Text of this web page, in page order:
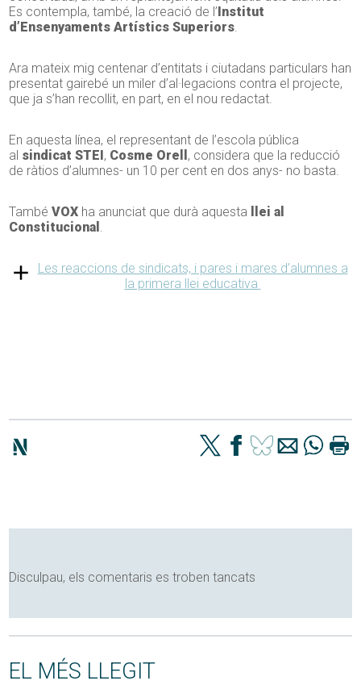
Es contempla, també, la creació de l’Institut
d’Ensenyaments Artístics Superiors
Ara mateix mig centenar d’entitats i ciutadans particulars han
presentat gairebé un miler d’al·legacions contra el projecte,
que ja s’han recollit, en part, en el nou redactat.
En aquesta línea, el representant de l’escola pública
al sindicat STEI, Cosme Orell , considera que la reducció
de ràtios d’alumnes- un 10 per cent en dos anys- no basta.
TambéVOX ha anunciat que durà aquesta llei al
Constitucional
Les reaccions de sindicats, i pares i mares d’alumnes a
la primera llei educativa
Disculpau, els comentaris es troben tancats
EL MÉS LLEGIT